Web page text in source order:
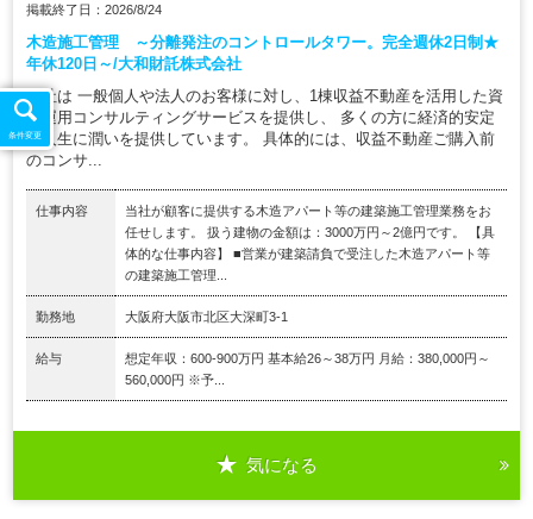
掲載終了日：2026/8/24
木造施工管理 ～分離発注のコントロールタワー。完全週休2日制★
年休120日～/大和財託株式会社
当社は 一般個人や法人のお客様に対し、1棟収益不動産を活用した資
産運用コンサルティングサービスを提供し、 多くの方に経済的安定
と人生に潤いを提供しています。 具体的には、収益不動産ご購入前
のコンサ...
仕事内容
当社が顧客に提供する木造アパート等の建築施工管理業務をお
任せします。 扱う建物の金額は：3000万円～2億円です。 【具
体的な仕事内容】 ■営業が建築請負で受注した木造アパート等
の建築施工管理...
勤務地 大阪府大阪市北区大深町3-1
給与
想定年収：600-900万円 基本給26～38万円 月給：380,000円～
560,000円 ※予...
気になる
条件変更